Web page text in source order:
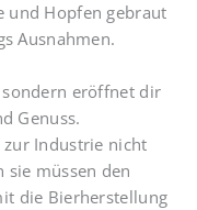
und Hopfen gebraut
Ausnahmen.
eröffnet dir
Genuss.
Industrie nicht
sie müssen den
die Bierherstellung